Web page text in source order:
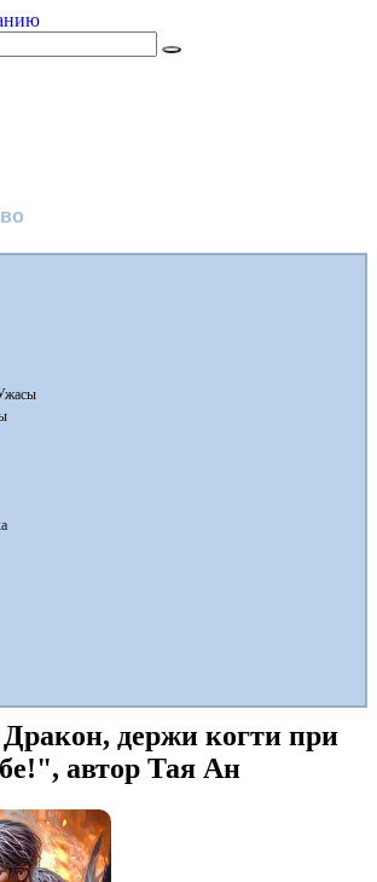
держи когти при
автор Тая Ан